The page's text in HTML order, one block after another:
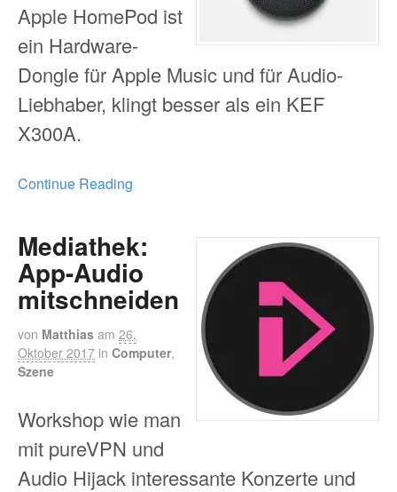
Apple HomePod ist
ein Hardware-
Dongle für Apple Music und für Audio-
Liebhaber, klingt besser als ein KEF
X300A.
Continue Reading
Mediathek:
App-Audio
mitschneiden
von Matthias am 26.
Oktober 2017 in Computer,
Szene
Workshop wie man
mit pureVPN und
Audio Hijack interessante Konzerte und